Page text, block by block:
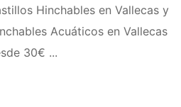
Hinchables en Vallecas y
Acuáticos en Vallecas
30€ ...